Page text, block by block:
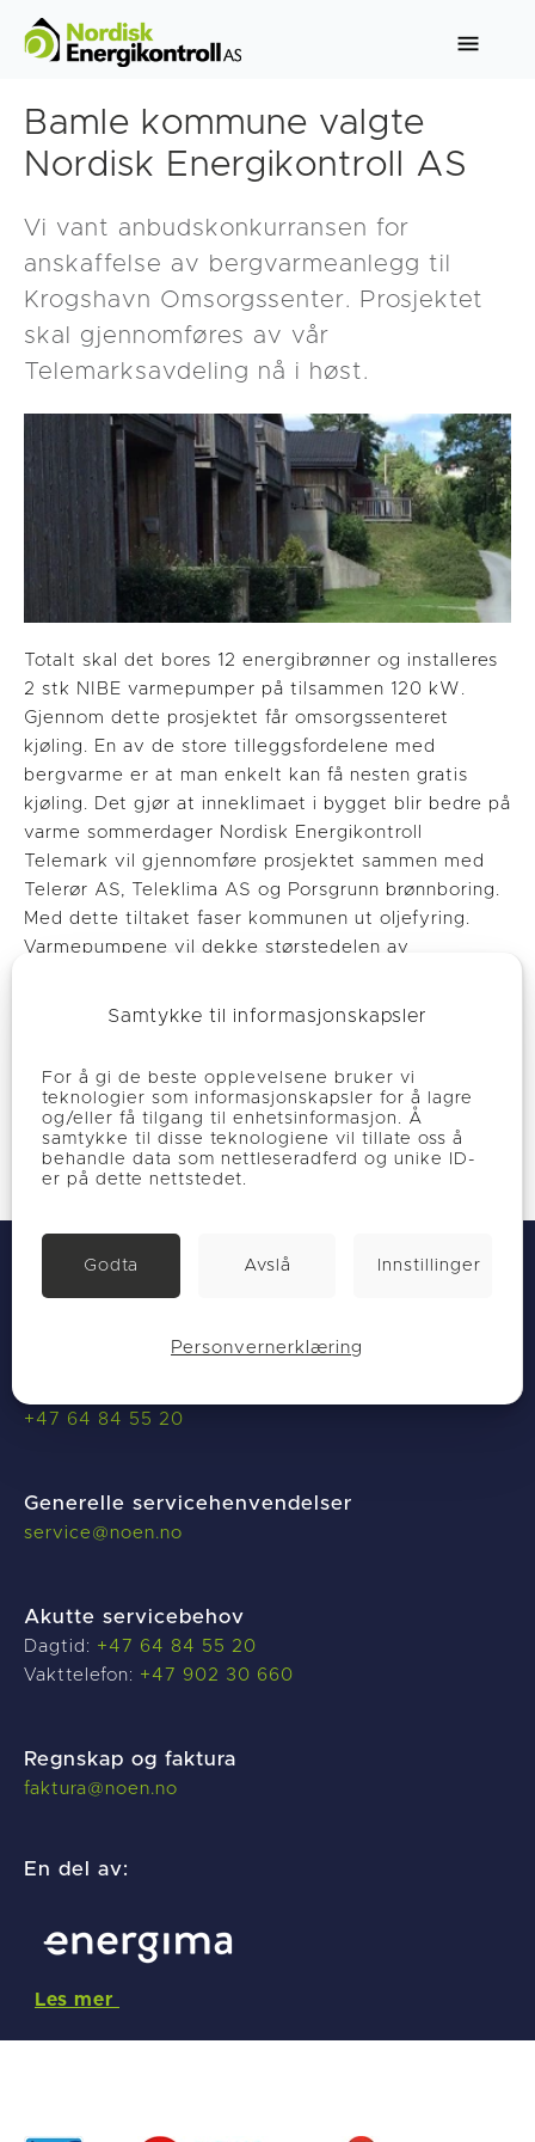
Bamle kommune valgte
Nordisk Energikontroll AS
Vi vant anbudskonkurransen for
anskaffelse av bergvarmeanlegg til
Krogshavn Omsorgssenter. Prosjektet
skal gjennomføres av vår
Telemarksavdeling nå i høst.
Totalt skal det bores 12 energibrønner og installeres
2 stk NIBE varmepumper på tilsammen 120 kW.
Gjennom dette prosjektet får omsorgssenteret
kjøling. En av de store tilleggsfordelene med
bergvarme er at man enkelt kan få nesten gratis
kjøling. Det gjør at inneklimaet i bygget blir bedre på
varme sommerdager Nordisk Energikontroll
Telemark vil gjennomføre prosjektet sammen med
Telerør AS, Teleklima AS og Porsgrunn brønnboring.
Med dette tiltaket faser kommunen ut oljefyring.
Varmepumpene vil dekke størstedelen av
Oljekjelen vil bli stående og klargjøres for nøddrift.
Kontakt oss
Prosjekt- og servicesalg
+47 64 84 55 20
Generelle servicehenvendelser
service@noen.no
Akutte servicebehov
Dagtid: +47 64 84 55 20
Vakttelefon: +47 902 30 660
Regnskap og faktura
faktura@noen.no
En del av:
Les mer
Samtykke til informasjonskapsler
For å gi de beste opplevelsene bruker vi
teknologier som informasjonskapsler for å lagre
og/eller få tilgang til enhetsinformasjon. Å
samtykke til disse teknologiene vil tillate oss å
behandle data som nettleseradferd og unike ID-
er på dette nettstedet.
Godta Avslå Innstillinger
Personvernerklæring